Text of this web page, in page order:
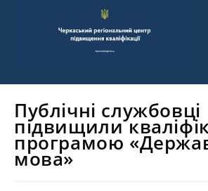
Публічні службовці
підвищили
програмою
мова»